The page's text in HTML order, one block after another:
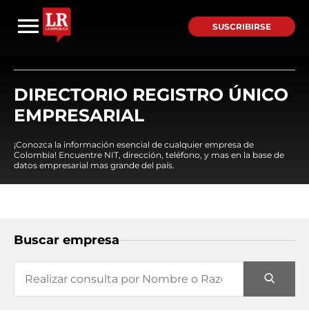
SUSCRIBIRSE
DIRECTORIO REGISTRO ÚNICO
EMPRESARIAL
¡Conozca la información esencial de cualquier empresa de
Colombia! Encuentre NIT, dirección, teléfono, y mas en la base de
datos empresarial mas grande del país.
Buscar empresa